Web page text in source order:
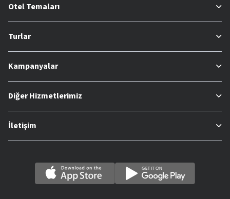
Otel Temaları
Turlar
Kampanyalar
Diğer Hizmetlerimiz
İletişim